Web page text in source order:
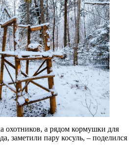
охотников, а рядом кормушки для
заметили пару косуль, – поделился